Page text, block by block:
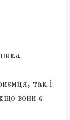
так і
вони є